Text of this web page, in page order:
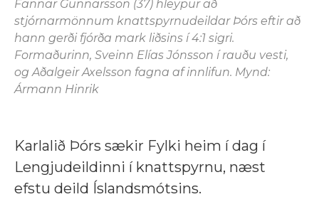
Fannar Gunnarsson (37) hleypur að
stjórnarmönnum knattspyrnudeildar Þórs eftir að
hann gerði fjórða mark liðsins í 4:1 sigri.
Formaðurinn, Sveinn Elías Jónsson í rauðu vesti,
og Aðalgeir Axelsson fagna af innlifun. Mynd:
Ármann Hinrik
Karlalið Þórs sækir Fylki heim í dag í
Lengjudeildinni í knattspyrnu, næst
efstu deild Íslandsmótsins.